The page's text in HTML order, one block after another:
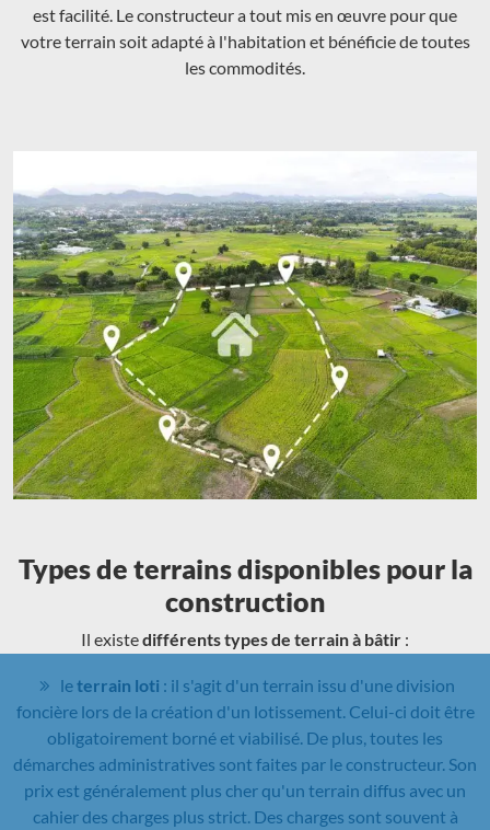
est facilité. Le constructeur a tout mis en œuvre pour que
votre terrain soit adapté à l'habitation et bénéficie de toutes
les commodités.
Types de terrains disponibles pour la
construction
Il existedifférents types de terrain à bâtir :
leterrain loti : il s'agit d'un terrain issu d'une division
foncière lors de la création d'un lotissement. Celui-ci doit être
obligatoirement borné et viabilisé. De plus, toutes les
démarches administratives sont faites par le constructeur. Son
prix est généralement plus cher qu'un terrain diffus avec un
cahier des charges plus strict. Des charges sont souvent à